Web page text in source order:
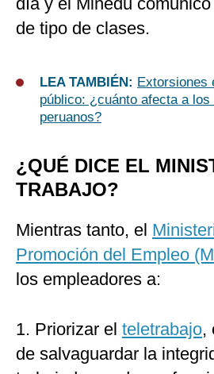
de tipo de clases.
LEA TAMBIÉN: Extorsiones
público: ¿cuánto afecta a
peruanos?
¿QUÉ DICE EL
TRABAJO?
Mientras tanto, el
Promoción del Empleo
los empleadores a:
1. Priorizar el teletrabajo,
de salvaguardar la